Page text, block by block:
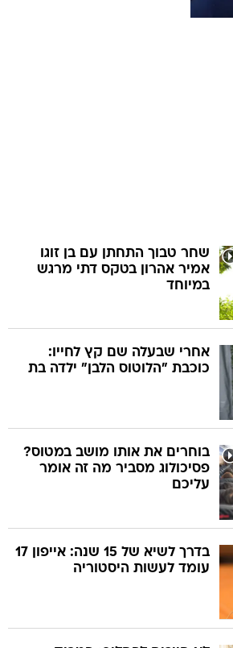
שחר טבוך התחתן עם בן זוגו
אמיר אהרון בטקס דתי מרגש
במיוחד
אחרי שבעלה שם קץ לחייו:
כוכבת "הלוטוס הלבן" ילדה בת
בוחרים את אותו מושב במטוס?
פסיכולוג מסביר מה זה אומר
עליכם
בדרך לשיא של 15 שנה: אייפון 17
עומד לעשות היסטוריה